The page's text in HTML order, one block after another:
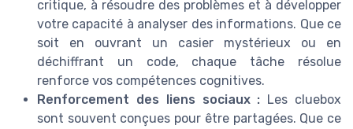
critique, à résoudre des problèmes et à développer
votre capacité à analyser des informations. Que ce
soit en ouvrant un casier mystérieux ou en
déchiffrant un code, chaque tâche résolue
renforce vos compétences cognitives.
Renforcement des liens sociaux : Les cluebox
sont souvent conçues pour être partagées. Que ce